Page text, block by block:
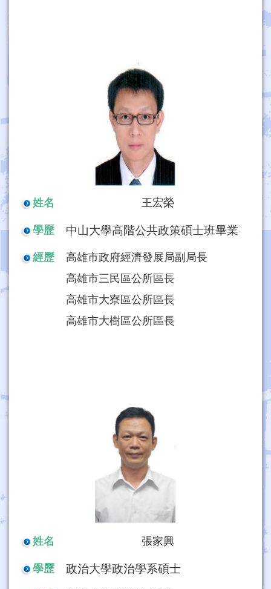
姓名 王宏榮
學歷 中山大學高階公共政策碩士班畢業
經歷
高雄市政府經濟發展局副局長
高雄市三民區公所區長
高雄市大寮區公所區長
高雄市大樹區公所區長
姓名 張家興
學歷 政治大學政治學系碩士